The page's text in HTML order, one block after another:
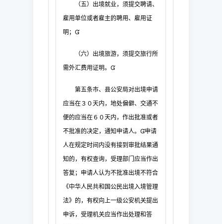
（五）出境就业，须提交聘请、
雇用单位或者雇主的聘用、雇用证
明；
（六）出境旅游，须提交旅行所
需外汇费用证明。
第五条市、县公安局对出境申请
应当在３０天内，地处偏僻、交通不
便的应当在６０天内，作出批准或者
不批准的决定，通知申请人。申请
人在规定时间内没有接到审批结果通
知的，有权查询，受理部门应当作出
答复；申请人认为不批准出境不符合
《中华人民共和国公民出境入境管理
法》的，有权向上一级公安机关提出
申诉，受理机关应当作出处理和答